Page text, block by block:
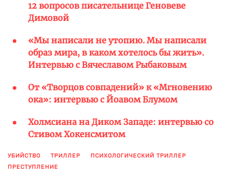
12 вопросов писательнице Геновеве
Димовой
«Мы написали не утопию. Мы написали
образ мира, в каком хотелось бы жить».
Интервью с Вячеславом Рыбаковым
От «Творцов совпадений» к «Мгновению
ока»: интервью с Йоавом Блумом
Холмсиана на Диком Западе: интервью со
Стивом Хокенсмитом
УБИЙСТВО ТРИЛЛЕР
ПСИХОЛОГИЧЕСКИЙ ТРИЛЛЕР
ПРЕСТУПЛЕНИЕ